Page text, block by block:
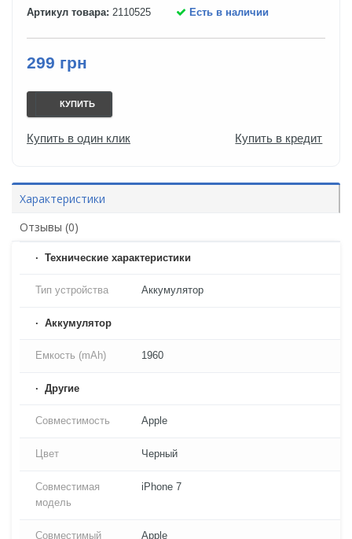
Артикул товара: 2110525 Есть в наличии
299 грн
КУПИТЬ
Купить в один клик Купить в кредит
Характеристики
Отзывы (0)
Технические характеристики
Тип устройства Аккумулятор
Аккумулятор
Емкость (mAh) 1960
Другие
Совместимость Apple
Цвет Черный
Совместимая
модель
iPhone 7
Совместимый
Apple